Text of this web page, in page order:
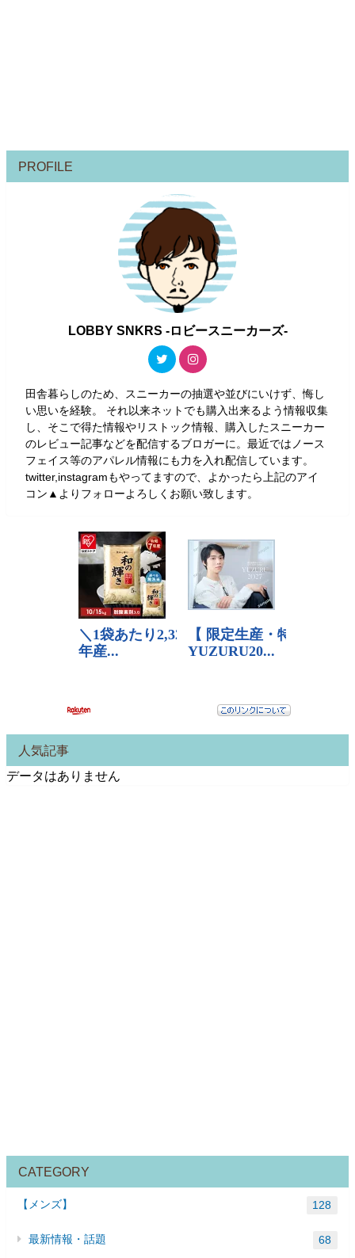
PROFILE
LOBBY SNKRS -ロビースニーカーズ-
田舎暮らしのため、スニーカーの抽選や並びにいけず、悔し
い思いを経験。 それ以来ネットでも購入出来るよう情報収集
し、そこで得た情報やリストック情報、購入したスニーカー
のレビュー記事などを配信するブロガーに。最近ではノース
フェイス等のアパレル情報にも力を入れ配信しています。
twitter,instagramもやってますので、よかったら上記のアイ
コン▲よりフォローよろしくお願い致します。
人気記事
データはありません
CATEGORY
【メンズ】 128
最新情報・話題 68